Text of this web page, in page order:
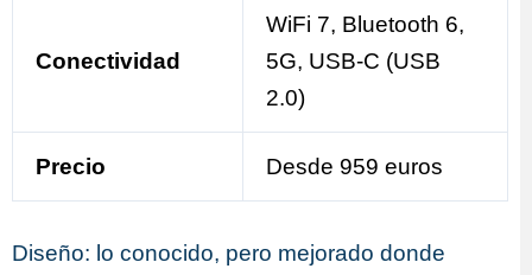
Conectividad
WiFi 7, Bluetooth 6,
5G, USB-C (USB
2.0)
Precio Desde 959 euros
Diseño: lo conocido, pero mejorado donde